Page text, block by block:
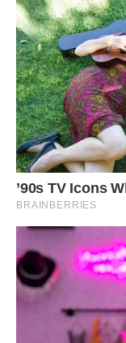
– У нас все у
завуча, яка
Присипають фото
Повертаюся до
– Значить це
Нехай вам школа
описує Кирило
10 липня – крайній
створити
копії документів
університети
Уже минуло кілька
до сих пір не може
електронного
не можуть.